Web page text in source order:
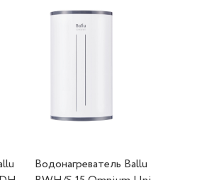
Водонагреватель Ballu